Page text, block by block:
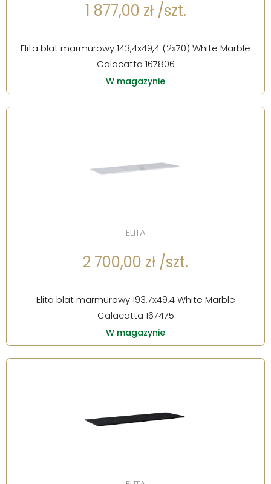
1 877,00 zł /szt.
Elita blat marmurowy 143,4x49,4 (2x70) White Marble
Calacatta 167806
W magazynie
ELITA
2 700,00 zł /szt.
Elita blat marmurowy 193,7x49,4 White Marble
Calacatta 167475
W magazynie